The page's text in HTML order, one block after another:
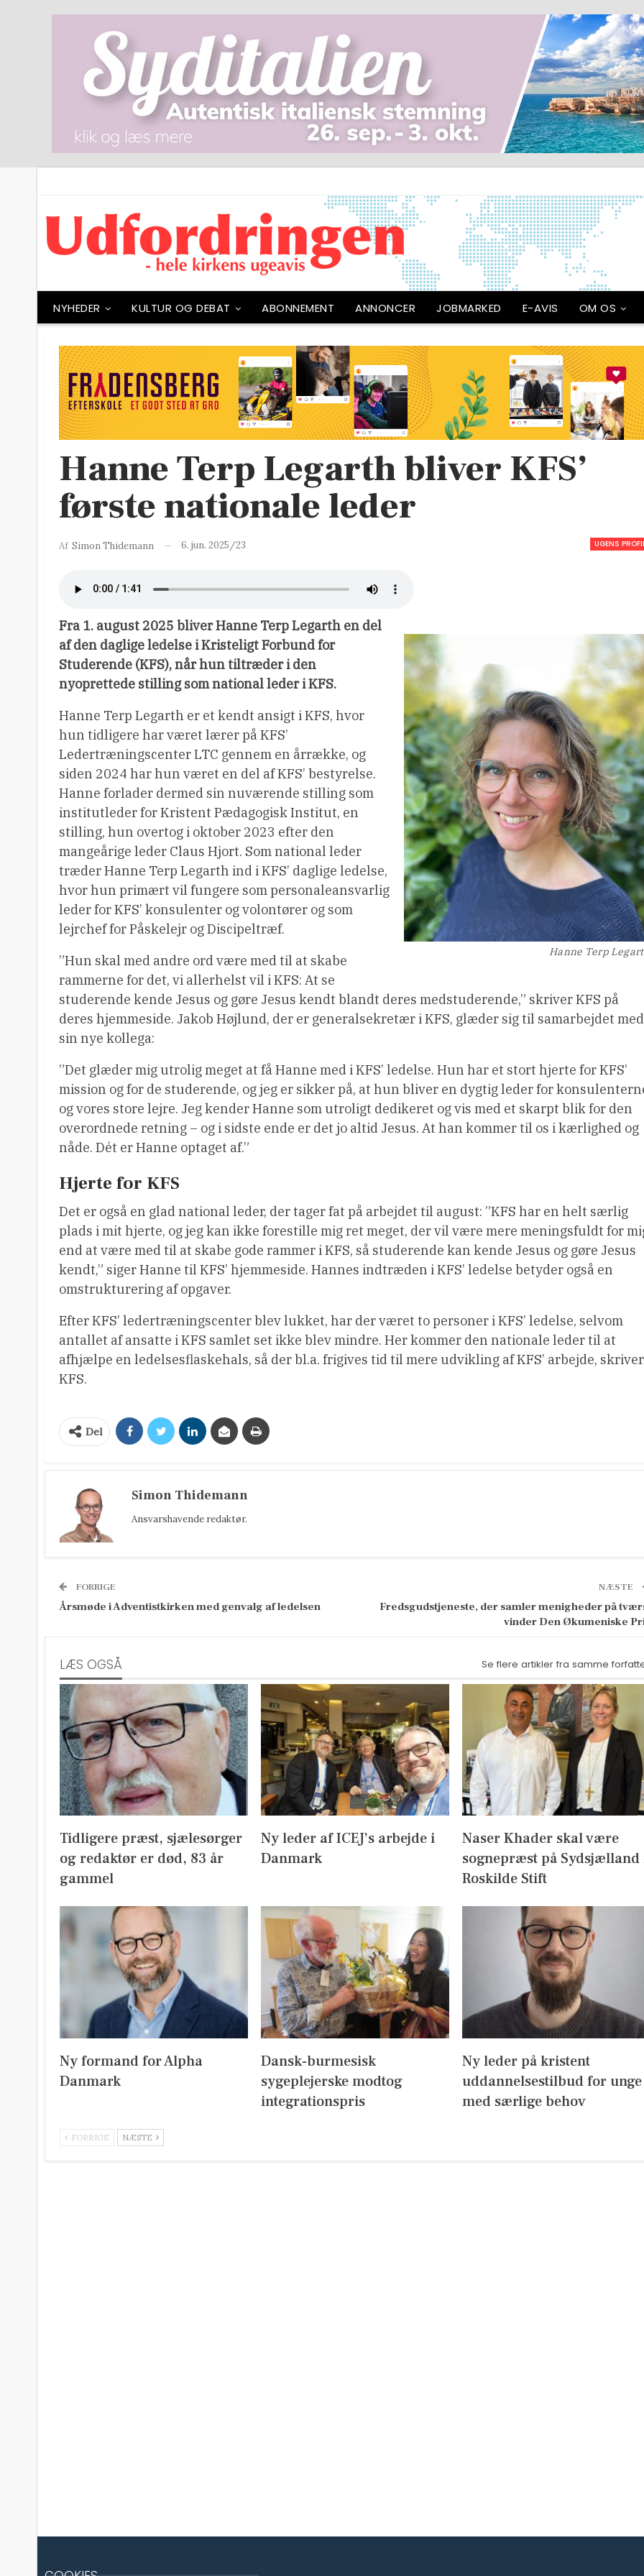
NYHEDER KULTUR OG DEBAT ABONNEMENT ANNONCER JOBMARKED E-AVIS OM OS
Hanne Terp Legarth bliver KFS’
første nationale leder
UGENS
Af Simon Thidemann 6. jun. 2025/23
Hanne Terp
Fra 1. august 2025 bliver Hanne Terp Legarth en del
af den daglige ledelse i Kristeligt Forbund for
Studerende (KFS), når hun tiltræder i den
nyoprettede stilling som national leder i KFS.
Hanne Terp Legarth er et kendt ansigt i KFS, hvor
hun tidligere har været lærer på KFS’
Ledertræningscenter LTC gennem en årrække, og
siden 2024 har hun været en del af KFS’ bestyrelse.
Hanne forlader dermed sin nuværende stilling som
institutleder for Kristent Pædagogisk Institut, en
stilling, hun overtog i oktober 2023 efter den
mangeårige leder Claus Hjort. Som national leder
træder Hanne Terp Legarth ind i KFS’ daglige ledelse,
hvor hun primært vil fungere som personaleansvarlig
leder for KFS’ konsulenter og volontører og som
lejrchef for Påskelejr og Discipeltræf.
”Hun skal med andre ord være med til at skabe
rammerne for det, vi allerhelst vil i KFS: At se
studerende kende Jesus og gøre Jesus kendt blandt deres medstuderende,” skriver KFS på
deres hjemmeside. Jakob Højlund, der er generalsekretær i KFS, glæder sig til samarbejdet med
sin nye kollega:
”Det glæder mig utrolig meget at få Hanne med i KFS’ ledelse. Hun har et stort hjerte for KFS’
mission og for de studerende, og jeg er sikker på, at hun bliver en dygtig leder for
og vores store lejre. Jeg kender Hanne som utroligt dedikeret og vis med et skarpt blik for den
overordnede retning – og i sidste ende er det jo altid Jesus. At han kommer til os i kærlighed og
nåde. Dét er Hanne optaget af.”
Hjerte for KFS
Det er også en glad national leder, der tager fat på arbejdet til august: ”KFS har en helt særlig
plads i mit hjerte, og jeg kan ikke forestille mig ret meget, der vil være mere meningsfuldt for
end at være med til at skabe gode rammer i KFS, så studerende kan kende Jesus og gøre Jesus
kendt,” siger Hanne til KFS’ hjemmeside. Hannes indtræden i KFS’ ledelse betyder også en
omstrukturering af opgaver.
Efter KFS’ ledertræningscenter blev lukket, har der været to personer i KFS’ ledelse, selvom
antallet af ansatte i KFS samlet set ikke blev mindre. Her kommer den nationale leder til at
afhjælpe en ledelsesflaskehals, så der bl.a. frigives tid til mere udvikling af KFS’ arbejde, skriver
KFS.
Del
Simon Thidemann
Ansvarshavende redaktør.
FORRIGE
Årsmøde i Adventistkirken med genvalg af ledelsen
NÆSTE
Fredsgudstjeneste, der samler menigheder på
vinder Den Økumeniske
LÆS OGSÅ Se flere artikler fra samme
Tidligere præst, sjælesørger
og redaktør er død, 83 år
gammel
Ny leder af ICEJ’s arbejde i
Danmark
Naser Khader skal være
sognepræst på Sydsjælland
Roskilde Stift
Ny formand for Alpha
Danmark
Dansk-burmesisk
sygeplejerske modtog
integrationspris
Ny leder på kristent
uddannelsestilbud for unge
med særlige behov
FORRIGE NÆSTE